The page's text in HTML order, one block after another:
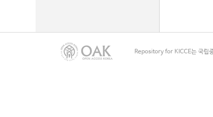
Repository for KICCE는 국립